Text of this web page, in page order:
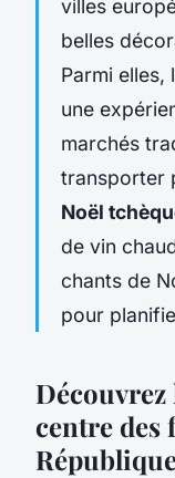
villes
belles
Parmi elles,
une
marchés
transporter
Noël
de vin
chants de
pour
Découvrez
centre des